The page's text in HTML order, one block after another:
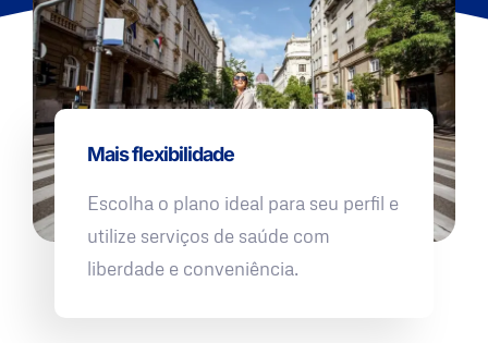
Mais flexibilidade
Escolha o plano ideal para seu perfil e
utilize serviços de saúde com
liberdade e conveniência.